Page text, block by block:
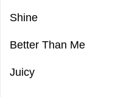
Shine
Better Than Me
Juicy